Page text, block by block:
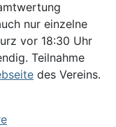
nur einzelne
vor 18:30 Uhr
Teilnahme
des Vereins.